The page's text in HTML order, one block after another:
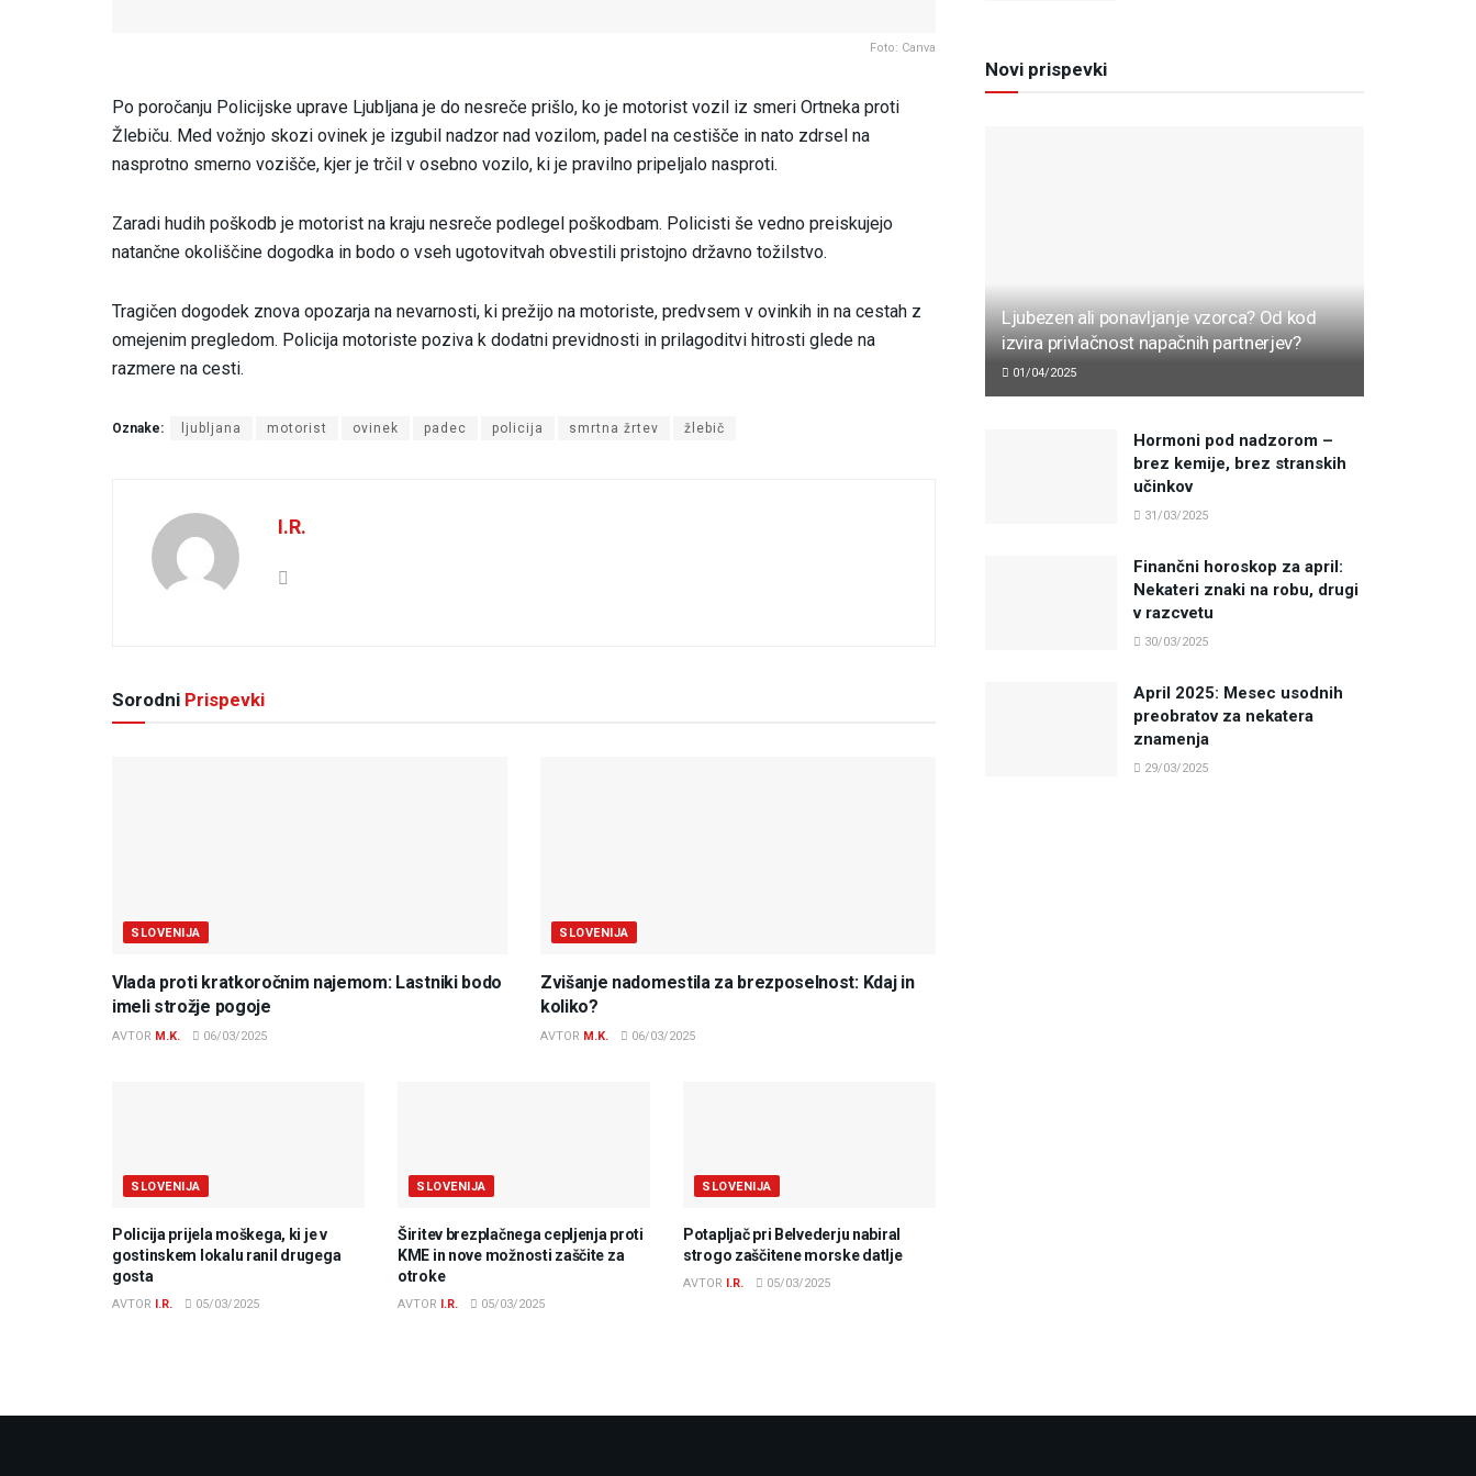
Foto: Canva
Po poročanju Policijske uprave Ljubljana je do nesreče prišlo, ko je motorist vozil iz smeri Ortneka proti
Žlebiču. Med vožnjo skozi ovinek je izgubil nadzor nad vozilom, padel na cestišče in nato zdrsel na
nasprotno smerno vozišče, kjer je trčil v osebno vozilo, ki je pravilno pripeljalo nasproti.
Zaradi hudih poškodb je motorist na kraju nesreče podlegel poškodbam. Policisti še vedno preiskujejo
natančne okoliščine dogodka in bodo o vseh ugotovitvah obvestili pristojno državno tožilstvo.
Tragičen dogodek znova opozarja na nevarnosti, ki prežijo na motoriste, predvsem v ovinkih in na cestah z
omejenim pregledom. Policija motoriste poziva k dodatni previdnosti in prilagoditvi hitrosti glede na
razmere na cesti.
Oznake: ljubljana motorist ovinek padec policija smrtna žrtev žlebič
I.R.
Sorodni Prispevki
SLOVENIJA
Vlada proti kratkoročnim najemom: Lastniki bodo
imeli strožje pogoje
AVTOR M.K. 06/03/2025
SLOVENIJA
Zvišanje nadomestila za brezposelnost: Kdaj in
koliko?
AVTOR M.K. 06/03/2025
SLOVENIJA
Policija prijela moškega, ki je v
gostinskem lokalu ranil drugega
gosta
AVTOR I.R. 05/03/2025
SLOVENIJA
Širitev brezplačnega cepljenja proti
KME in nove možnosti zaščite za
otroke
AVTOR I.R. 05/03/2025
SLOVENIJA
Potapljač pri Belvederju nabiral
strogo zaščitene morske datlje
AVTOR I.R. 05/03/2025
Novi prispevki
Ljubezen ali ponavljanje vzorca? Od kod
izvira privlačnost napačnih partnerjev?
01/04/2025
Hormoni pod nadzorom –
brez kemije, brez stranskih
učinkov
31/03/2025
Finančni horoskop za april:
Nekateri znaki na robu, drugi
v razcvetu
30/03/2025
April 2025: Mesec usodnih
preobratov za nekatera
znamenja
29/03/2025